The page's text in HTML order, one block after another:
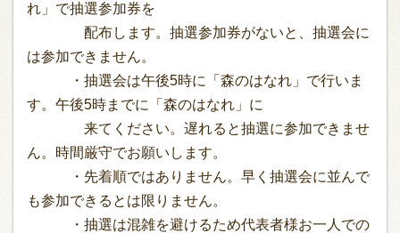
れ」で抽選参加券を
配布します。抽選参加券がないと、抽選会に
は参加できません。
・抽選会は午後5時に「森のはなれ」で行いま
す。午後5時までに「森のはなれ」に
来てください。遅れると抽選に参加できませ
ん。時間厳守でお願いします。
・先着順ではありません。早く抽選会に並んで
も参加できるとは限りません。
・抽選は混雑を避けるため代表者様お一人での